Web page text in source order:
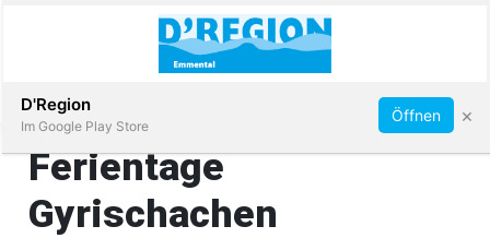
Immobilien
Abonnieren
Ferientage
Gyrischachen
D'Region
Im Google Play Store
Öffnen ×